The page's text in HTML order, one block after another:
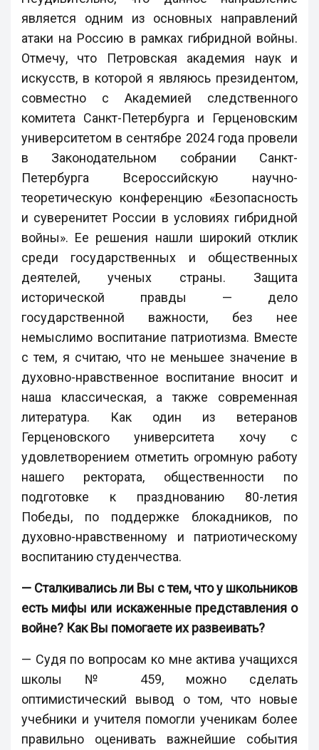
является одним из основных направлений
атаки на Россию в рамках гибридной войны.
Отмечу, что Петровская академия наук и
искусств, в которой я являюсь президентом,
совместно с Академией следственного
комитета Санкт-Петербурга и Герценовским
университетом в сентябре 2024 года провели
в Законодательном собрании Санкт-
Петербурга Всероссийскую научно-
теоретическую конференцию «Безопасность
и суверенитет России в условиях гибридной
войны». Ее решения нашли широкий отклик
среди государственных и общественных
деятелей, ученых страны. Защита
исторической правды — дело
государственной важности, без нее
немыслимо воспитание патриотизма. Вместе
с тем, я считаю, что не меньшее значение в
духовно-нравственное воспитание вносит и
наша классическая, а также современная
литература. Как один из ветеранов
Герценовского университета хочу с
удовлетворением отметить огромную работу
нашего ректората, общественности по
подготовке к празднованию 80-летия
Победы, по поддержке блокадников, по
духовно-нравственному и патриотическому
воспитанию студенчества.
— Сталкивались ли Вы с тем, что у школьников
есть мифы или искаженные представления о
войне? Как Вы помогаете их развеивать?
— Судя по вопросам ко мне актива учащихся
школы № 459, можно сделать
оптимистический вывод о том, что новые
учебники и учителя помогли ученикам более
правильно оценивать важнейшие события